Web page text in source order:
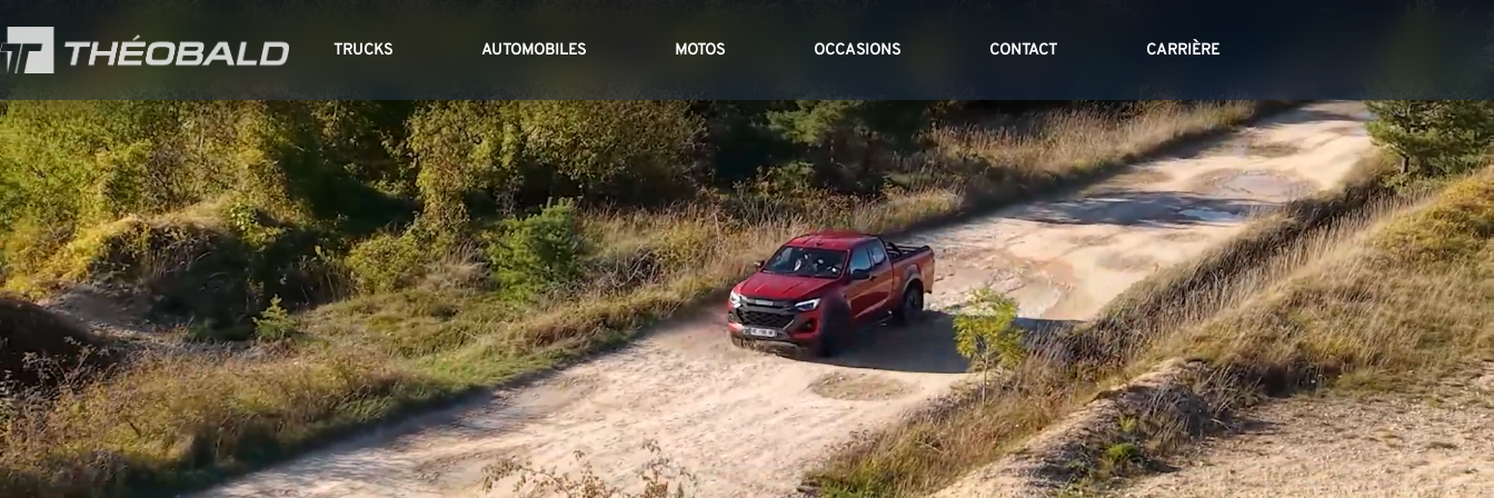
TRUCKS AUTOMOBILES MOTOS OCCASIONS CONTACT CARRIÈRE